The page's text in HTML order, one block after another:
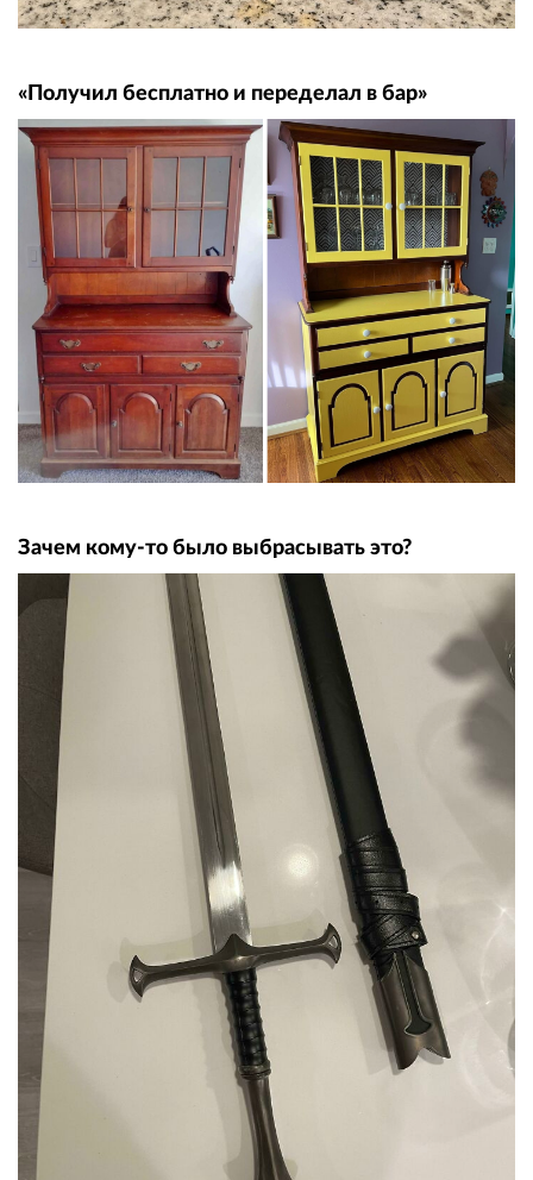
«Получил бесплатно и переделал в бар»
Зачем кому-то было выбрасывать это?